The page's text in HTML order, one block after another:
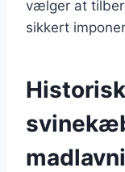
vælger at
sikkert